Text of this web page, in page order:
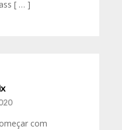
[ … ]
com